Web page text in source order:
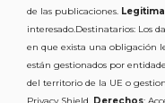
de las publicaciones.
interesado.Destinatarios: Los
en que exista una obligación
están gestionados por
del territorio de la UE o
Privacy Shield. Derechos: